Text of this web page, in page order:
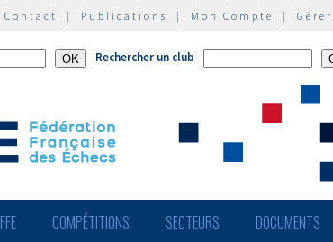
Contact | Publications | Mon Compte |
Rechercher un club
FFE COMPÉTITIONS SECTEURS DOCUMENTS